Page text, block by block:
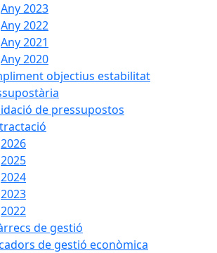
Any 2023
Any 2022
Any 2021
Any 2020
objectius estabilitat
de pressupostos
2026
2025
2024
2023
2022
de gestió
de gestió econòmica